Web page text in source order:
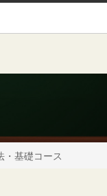
・基礎コース